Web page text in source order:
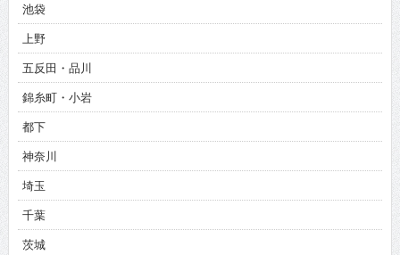
池袋
上野
五反田・品川
錦糸町・小岩
都下
神奈川
埼玉
千葉
茨城